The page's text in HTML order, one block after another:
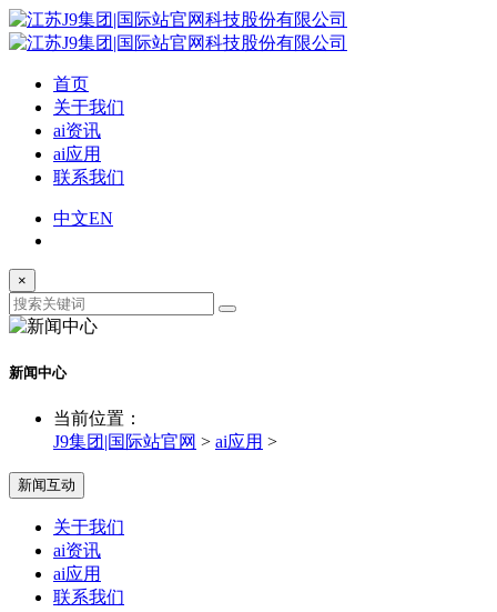
首页
关于我们
ai资讯
ai应用
联系我们
中文EN
×
新闻中心
当前位置：
J9集团|国际站官网 > ai应用 >
新闻互动
关于我们
ai资讯
ai应用
联系我们